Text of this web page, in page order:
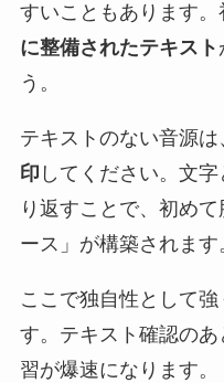
すいこともあります
に整備されたテキスト
う。
テキストのない音源
印 してください。文
り返すことで、初め
ース」が構築されます
ここで独自性として強
す。テキスト確認の
習が爆速になります。